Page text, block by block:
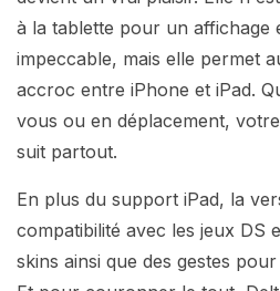
à la tablette pour un affichage
impeccable, mais elle permet
accroc entre iPhone et iPad.
vous ou en déplacement,
suit partout.
En plus du support iPad, la
compatibilité avec les jeux DS
skins ainsi que des gestes